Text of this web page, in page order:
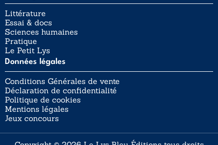
Littérature
Essai & docs
Sciences humaines
Pratique
Le Petit Lys
Données légales
Conditions Générales de vente
Déclaration de confidentialité
Politique de cookies
Mentions légales
Jeux concours